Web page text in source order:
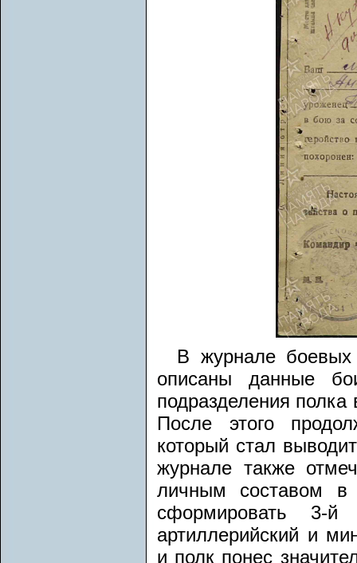
В журнале боевых
описаны данные
подразделения
После этого
который стал
журнале также
личным составом в
сформировать 3-
артиллерийский и
и полк понес